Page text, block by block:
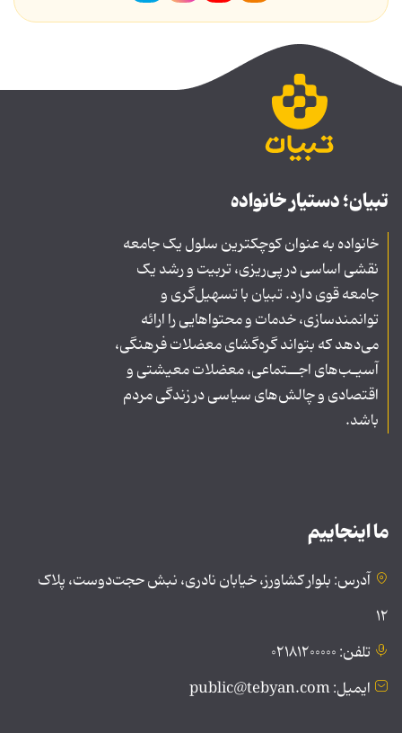
تبیان؛ دستیار خانواده
خانواده به عنوان کوچکترین سلول یک جامعه
نقشی اساسی در پی‌ریزی، تربیت و رشد یک
جامعه قوی دارد. تبیان با تسهیل‌گری و
توانمندسازی، خدمات و محتواهایی را ارائه
می‌دهد که بتواند گره‌گشای معضلات فرهنگی،
آسیـب‌های اجــتماعی، معضلات معیشتی و
اقتصادی و چالش‌های سیاسی در زندگی مردم
باشد.
ما اینجاییم
آدرس: بلوار کشاورز، خیابان نادری، نبش حجت‌دوست، پلاک
۱۲
تلفن: ۰۲۱۸۱۲۰۰۰۰۰
ایمیل: public@tebyan.com